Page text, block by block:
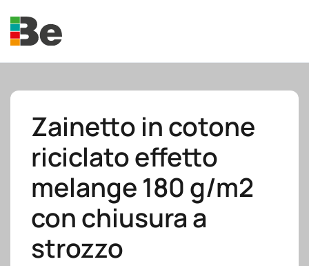
Skip to main content
Zainetto in cotone
riciclato effetto
melange 180 g/m2
con chiusura a
strozzo